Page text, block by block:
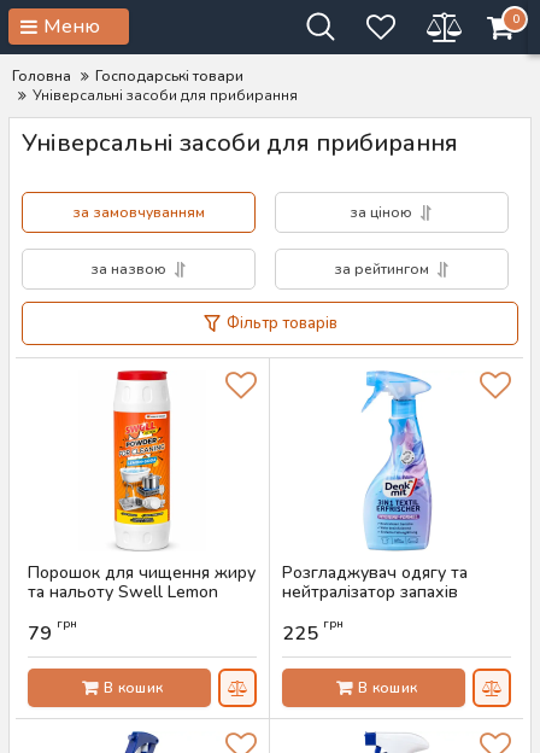
Меню 0
Головна
Господарські товари
Універсальні засоби для прибирання
Універсальні засоби для прибирання
за замовчуванням за ціною
за назвою за рейтингом
Фільтр товарів
Порошок для чищення жиру
та нальоту Swell Lemon
Артикул:
79 грн
В кошик
Розгладжувач одягу та
нейтралізатор запахів
Артикул:
225 грн
В кошик